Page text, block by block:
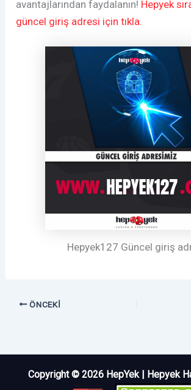
avantajlarından faydalanın! Hepyek
güncel giriş adresi için tıkla.
Hepyek127 Güncel giriş
ÖNCEKI
Copyright © 2026 HepYek | Hepyek